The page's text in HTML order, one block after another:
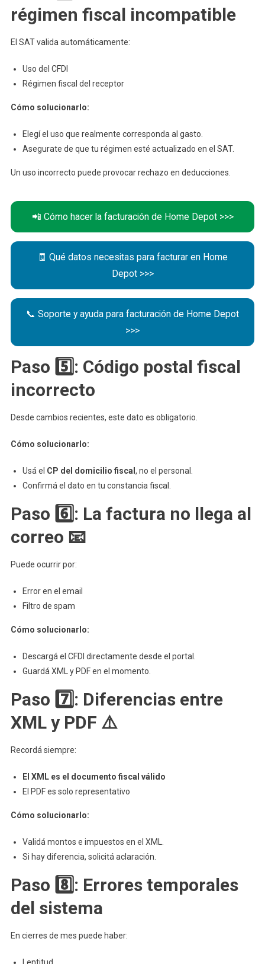
régimen fiscal incompatible
El SAT valida automáticamente:
Uso del CFDI
Régimen fiscal del receptor
Cómo solucionarlo:
Elegí el uso que realmente corresponda al gasto.
Asegurate de que tu régimen esté actualizado en el SAT.
Un uso incorrecto puede provocar rechazo en deducciones.
📲 Cómo hacer la facturación de Home Depot >>>
🧾 Qué datos necesitas para facturar en Home
Depot >>>
📞 Soporte y ayuda para facturación de Home Depot
>>>
Paso 5️⃣: Código postal fiscal
incorrecto
Desde cambios recientes, este dato es obligatorio.
Cómo solucionarlo:
Usá el CP del domicilio fiscal , no el personal.
Confirmá el dato en tu constancia fiscal.
Paso 6️⃣: La factura no llega al
correo 📧
Puede ocurrir por:
Error en el email
Filtro de spam
Cómo solucionarlo:
Descargá el CFDI directamente desde el portal.
Guardá XML y PDF en el momento.
Paso 7️⃣: Diferencias entre
XML y PDF ⚠️
Recordá siempre:
El XML es el documento fiscal válido
El PDF es solo representativo
Cómo solucionarlo:
Validá montos e impuestos en el XML.
Si hay diferencia, solicitá aclaración.
Paso 8️⃣: Errores temporales
del sistema
En cierres de mes puede haber: